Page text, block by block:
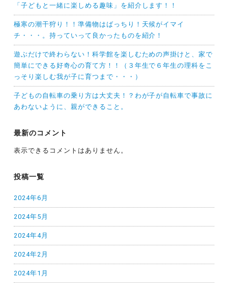
「子どもと一緒に楽しめる趣味」を紹介します！！
極寒の潮干狩り！！準備物はばっちり！天候がイマイ
チ・・・。持っていって良かったものを紹介！
遊ぶだけで終わらない！科学館を楽しむための声掛けと、家で
簡単にできる好奇心の育て方！！（３年生で６年生の理科をこ
っそり楽しむ我が子に育つまで・・・）
子どもの自転車の乗り方は大丈夫！？わが子が自転車で事故に
あわないように、親ができること。
最新のコメント
表示できるコメントはありません。
投稿一覧
2024年6月
2024年5月
2024年4月
2024年2月
2024年1月